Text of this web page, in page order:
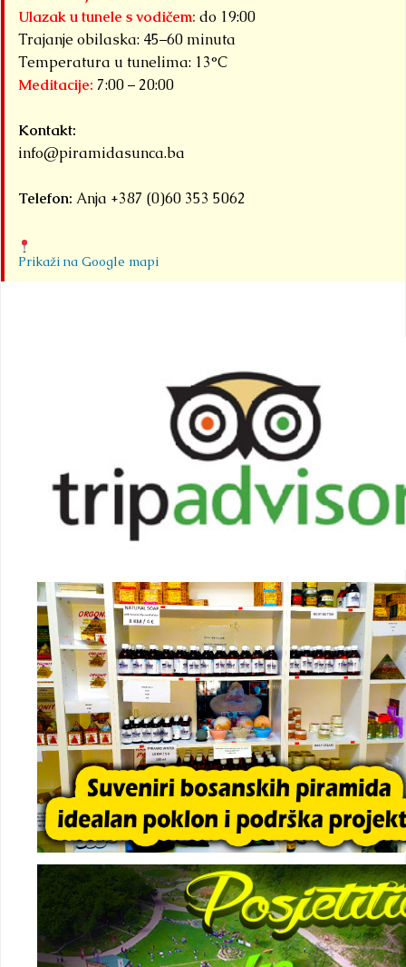
Ulazak u tunele s vodičem: do 19:00
Trajanje obilaska: 45–60 minuta
Temperatura u tunelima: 13°C
Meditacije: 7:00 – 20:00
Kontakt:
info@piramidasunca.ba
Telefon: Anja +387 (0)60 353 5062
Prikaži na Google mapi